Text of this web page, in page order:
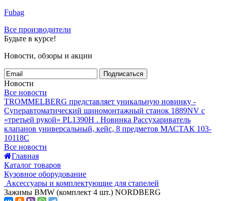
Fubag
Все производители
Будьте в курсе!
Новости, обзоры и акции
Подписаться
Новости
Все новости
TROMMELBERG представляет уникальную новинку -
Суперавтоматический шиномонтажный станок 1889NV с
«третьей рукой» PL1390H . Новинка Рассухариватель
клапанов универсальный, кейс, 8 предметов МАСТАК 103-
10118C
Все новости
Главная
Каталог товаров
Кузовное оборудование
Аксессуары и комплектующие для стапелей
Зажимы BMW (комплект 4 шт.) NORDBERG